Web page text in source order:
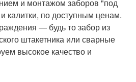
и монтажом заборов "под
калитки, по доступным ценам.
— будь то забор из
штакетника или сварные
высокое качество и